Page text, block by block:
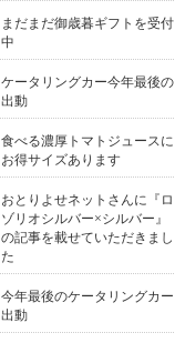
まだまだ御歳暮ギフトを受付
中
ケータリングカー今年最後の
出動
食べる濃厚トマトジュースに
お得サイズあります
おとりよせネットさんに『ロ
ゾリオシルバー×シルバー』
の記事を載せていただきまし
た
今年最後のケータリングカー
出動